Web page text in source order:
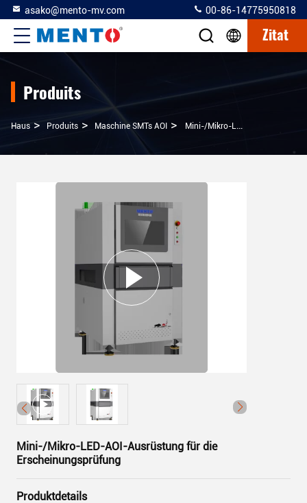
asako@mento-mv.com 00-86-14775950818
Zitat
Produits
Haus > Produits > Maschine SMTs AOI > Mini-/Mikro-LED-AOI-Ausrüstung Für Die Erscheinungsprüfung
Mini-/Mikro-LED-AOI-Ausrüstung für die
Erscheinungsprüfung
Produktdetails